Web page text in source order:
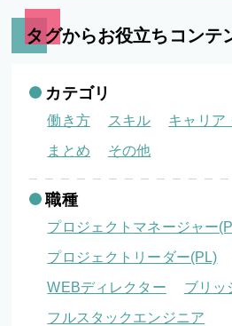
タグからお役立ちコンテ
カテゴリ
働き方 スキル キャリア
まとめ
その他
職種
プロジェクトマネージャー
プロジェクトリーダー(PL)
WEBディレクター
ブリッ
フルスタックエンジニア